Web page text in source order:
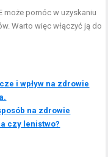
może pomóc w uzyskaniu
Warto więc włączyć ją do
i wpływ na zdrowie
na zdrowie
czy lenistwo?